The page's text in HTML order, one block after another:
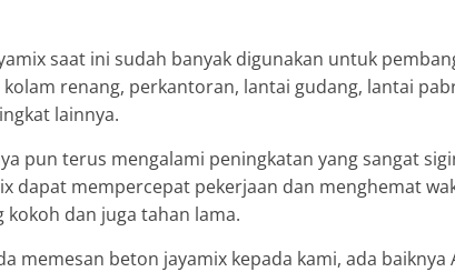
saat ini sudah banyak digunakan untuk
renang, perkantoran, lantai gudang, lantai
lainnya.
pun terus mengalami peningkatan yang sangat
dapat mempercepat pekerjaan dan menghemat
kokoh dan juga tahan lama.
memesan beton jayamix kepada kami, ada